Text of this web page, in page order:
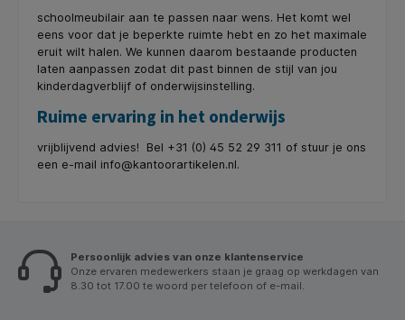
schoolmeubilair aan te passen naar wens. Het komt wel
eens voor dat je beperkte ruimte hebt en zo het maximale
eruit wilt halen. We kunnen daarom bestaande producten
laten aanpassen zodat dit past binnen de stijl van jou
kinderdagverblijf of onderwijsinstelling.
Ruime ervaring in het onderwijs
vrijblijvend advies! Bel +31 (0) 45 52 29 311 of stuur je ons
een e-mail info@kantoorartikelen.nl.
Persoonlijk advies van onze klantenservice
Onze ervaren medewerkers staan je graag op werkdagen van
8.30 tot 17.00 te woord per telefoon of e-mail.